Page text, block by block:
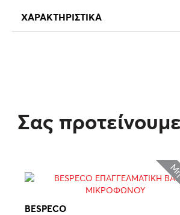
ΧΑΡΑΚΤΗΡΙΣΤΙΚΑ
Σας
BESPECO